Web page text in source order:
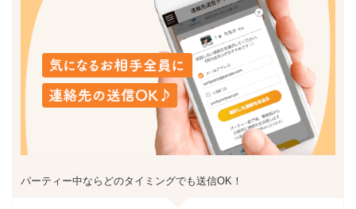
パーティー中ならどのタイミングでも送信OK！